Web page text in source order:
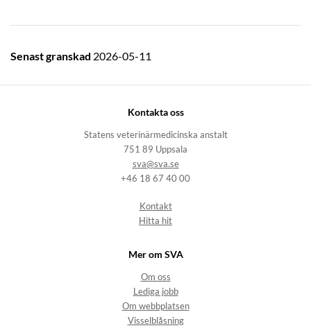
Senast granskad 2026-05-11
Kontakta oss
Statens veterinärmedicinska anstalt
751 89 Uppsala
sva@sva.se
+46 18 67 40 00
Kontakt
Hitta hit
Mer om SVA
Om oss
Lediga jobb
Om webbplatsen
Visselblåsning